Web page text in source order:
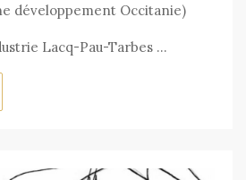
développement Occitanie)
Lacq-Pau-Tarbes …